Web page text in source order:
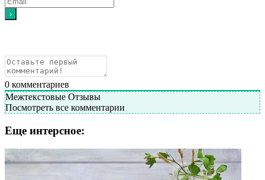
0 комментариев
Межтекстовые Отзывы
Посмотреть все комментарии
Еще интерсное: